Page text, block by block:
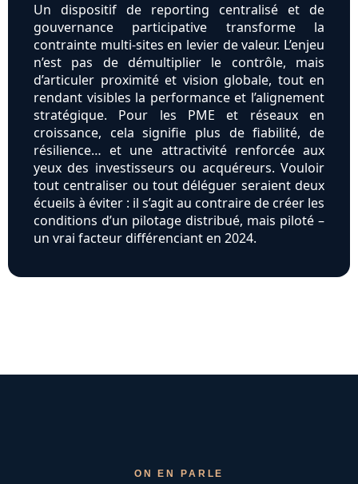
Un dispositif de reporting centralisé et de
gouvernance participative transforme la
contrainte multi-sites en levier de valeur. L’enjeu
n’est pas de démultiplier le contrôle, mais
d’articuler proximité et vision globale, tout en
rendant visibles la performance et l’alignement
stratégique. Pour les PME et réseaux en
croissance, cela signifie plus de fiabilité, de
résilience… et une attractivité renforcée aux
yeux des investisseurs ou acquéreurs. Vouloir
tout centraliser ou tout déléguer seraient deux
écueils à éviter : il s’agit au contraire de créer les
conditions d’un pilotage distribué, mais piloté –
un vrai facteur différenciant en 2024.
ON EN PARLE